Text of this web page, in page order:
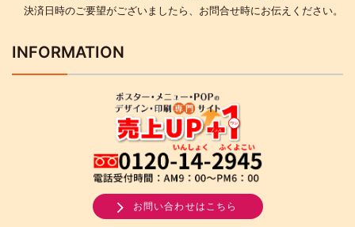
決済日時のご要望がございましたら、お問合せ時にお伝えください。
INFORMATION
お問い合わせはこちら